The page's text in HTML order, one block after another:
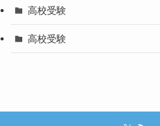
高校受験
高校受験